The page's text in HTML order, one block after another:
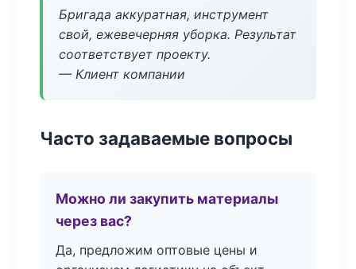
Бригада аккуратная, инструмент
свой, ежевечерняя уборка. Результат
соответствует проекту.
— Клиент компании
Часто задаваемые вопросы
Можно ли закупить материалы
через вас?
Да, предложим оптовые цены и